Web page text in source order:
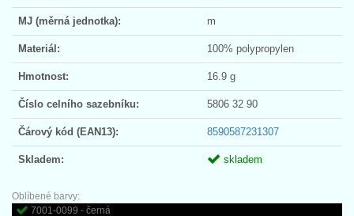
MJ (měrná jednotka): m
Materiál: 100% polypropylen
Hmotnost: 16.9 g
Číslo celního sazebníku: 5806 32 90
Čárový kód (EAN13): 8590587231307
Skladem: skladem
Oblíbené barvy:
7001-0099 - černá